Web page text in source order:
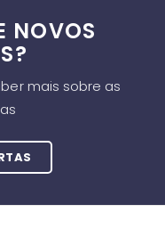
NOVOS
mais sobre as